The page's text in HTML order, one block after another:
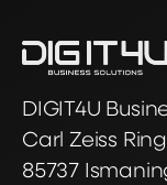
DIGIT4U
Carl Zeiss
85737